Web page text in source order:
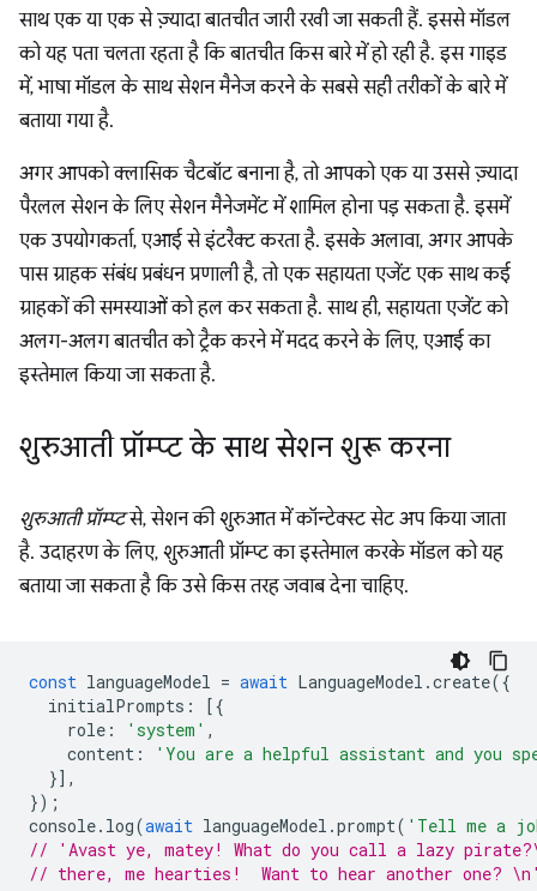
साथ एक या एक से ज़्यादा बातचीत जारी रखी जा सकती हैं. इससे मॉडल
को यह पता चलता रहता है कि बातचीत किस बारे में हो रही है. इस गाइड
में, भाषा मॉडल के साथ सेशन मैनेज करने के सबसे सही तरीकों के बारे में
बताया गया है.
अगर आपको क्लासिक चैटबॉट बनाना है, तो आपको एक या उससे ज़्यादा
पैरलल सेशन के लिए सेशन मैनेजमेंट में शामिल होना पड़ सकता है. इसमें
एक उपयोगकर्ता, एआई से इंटरैक्ट करता है. इसके अलावा, अगर आपके
पास ग्राहक संबंध प्रबंधन प्रणाली है, तो एक सहायता एजेंट एक साथ कई
ग्राहकों की समस्याओं को हल कर सकता है. साथ ही, सहायता एजेंट को
अलग-अलग बातचीत को ट्रैक करने में मदद करने के लिए, एआई का
इस्तेमाल किया जा सकता है.
शुरुआती प्रॉम्प्ट के साथ सेशन शुरू करना
शुरुआती प्रॉम्प्टसे, सेशन की शुरुआत में कॉन्टेक्स्ट सेट अप किया जाता
है. उदाहरण के लिए, शुरुआती प्रॉम्प्ट का इस्तेमाल करके मॉडल को यह
बताया जा सकता है कि उसे किस तरह जवाब देना चाहिए.
const languageModel = await LanguageModel .create({
initialPrompts :
[{
role : 'system' ,
content :
'You are a helpful assistant and you
}],
});
console. log(await languageModel .prompt( 'Tell me a
// 'Avast ye, matey! What do you call a lazy
// there, me hearties!  Want to hear another one?